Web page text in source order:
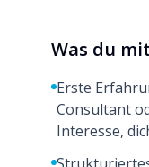
Was du
Erste
Consultant
Interesse,